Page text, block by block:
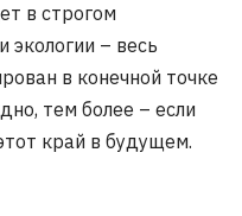
в строгом
экологии – весь
в конечной точке
тем более – если
край в будущем.